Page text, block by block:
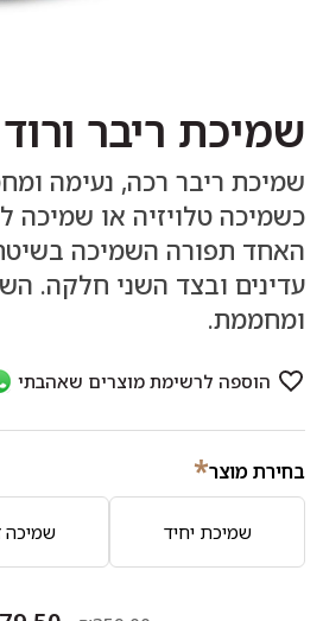
שמיכת ריבר ורוד
שמיכת ריבר רכה, נעימה
כשמיכה טלויזיה או שמיכה
האחד תפורה השמיכה
עדינים ובצד השני חלקה.
ומחממת.
בחירת מוצר*
שמיכת יחיד שמיכה